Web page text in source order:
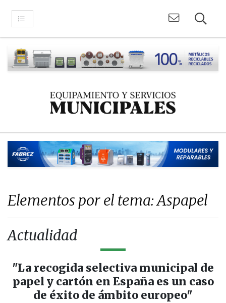
Elementos por el tema: Aspapel
Actualidad
"La recogida selectiva municipal de
papel y cartón en España es un caso
de éxito de ámbito europeo"